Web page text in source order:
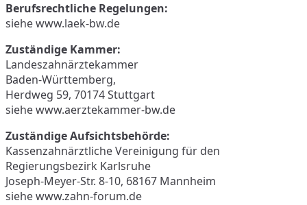
Berufsrechtliche Regelungen:
siehe www.laek-bw.de
Zuständige Kammer:
Landeszahnärztekammer
Baden-Württemberg,
Herdweg 59, 70174 Stuttgart
siehe www.aerztekammer-bw.de
Zuständige Aufsichtsbehörde:
Kassenzahnärztliche Vereinigung für den
Regierungsbezirk Karlsruhe
Joseph-Meyer-Str. 8-10, 68167 Mannheim
siehe www.zahn-forum.de